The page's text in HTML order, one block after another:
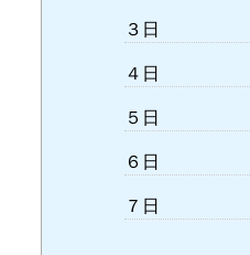
３日
４日
５日
６日
７日